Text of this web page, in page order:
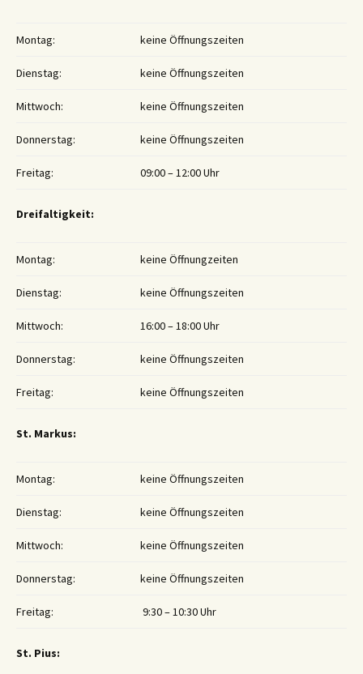
Montag: keine Öffnungszeiten
Dienstag: keine Öffnungszeiten
Mittwoch: keine Öffnungszeiten
Donnerstag: keine Öffnungszeiten
Freitag: 09:00 – 12:00 Uhr
Dreifaltigkeit:
Montag: keine Öffnungzeiten
Dienstag: keine Öffnungszeiten
Mittwoch: 16:00 – 18:00 Uhr
Donnerstag: keine Öffnungszeiten
Freitag: keine Öffnungszeiten
St. Markus:
Montag: keine Öffnungszeiten
Dienstag: keine Öffnungszeiten
Mittwoch: keine Öffnungszeiten
Donnerstag: keine Öffnungszeiten
Freitag: 9:30 – 10:30 Uhr
St. Pius: